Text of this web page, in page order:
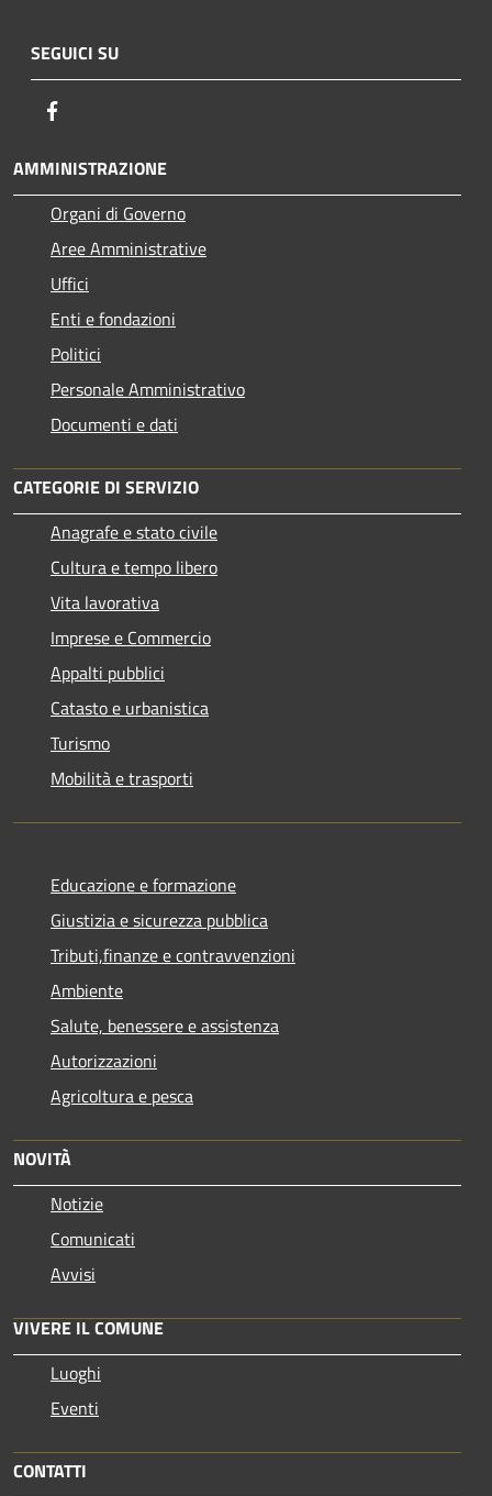
SEGUICI SU
AMMINISTRAZIONE
Organi di Governo
Aree Amministrative
Uffici
Enti e fondazioni
Politici
Personale Amministrativo
Documenti e dati
CATEGORIE DI SERVIZIO
Anagrafe e stato civile
Cultura e tempo libero
Vita lavorativa
Imprese e Commercio
Appalti pubblici
Catasto e urbanistica
Turismo
Mobilità e trasporti
Educazione e formazione
Giustizia e sicurezza pubblica
Tributi,finanze e contravvenzioni
Ambiente
Salute, benessere e assistenza
Autorizzazioni
Agricoltura e pesca
NOVITÀ
Notizie
Comunicati
Avvisi
VIVERE IL COMUNE
Luoghi
Eventi
CONTATTI